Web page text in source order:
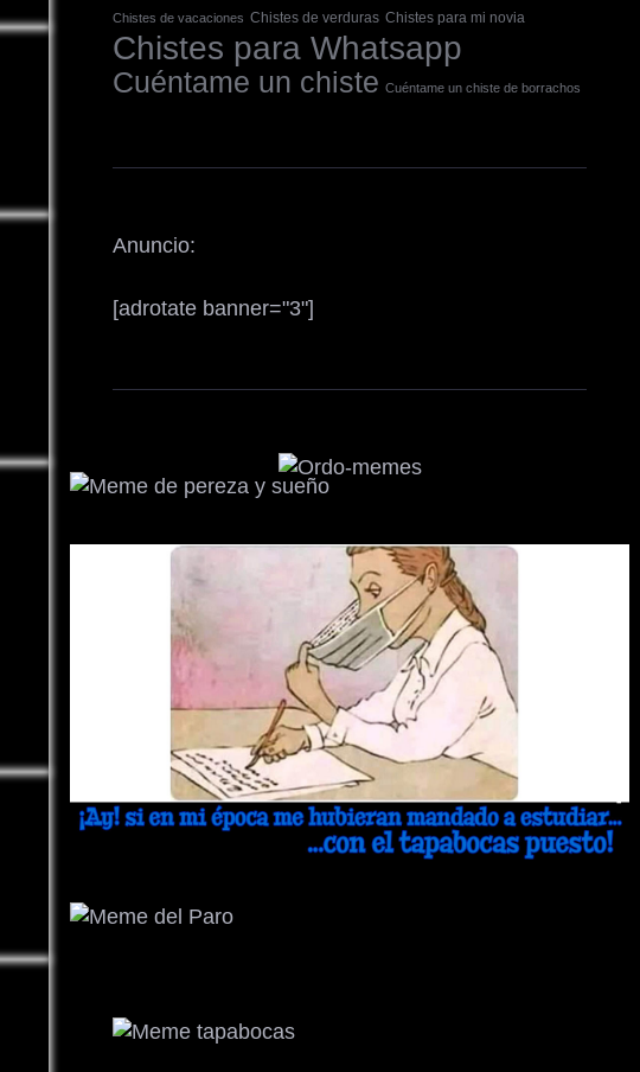
Chistes de vacaciones Chistes de verduras Chistes para mi novia
Chistes para Whatsapp
Cuéntame un chiste Cuéntame un chiste de borrachos
Anuncio:
[adrotate banner="3"]